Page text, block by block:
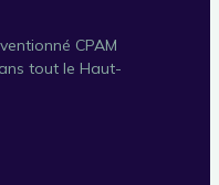
CPAM
tout le Haut-